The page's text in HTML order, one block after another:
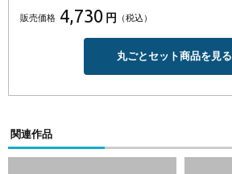
販売価格 4,730 円 （税込）
丸ごとセット商品を見る
関連作品